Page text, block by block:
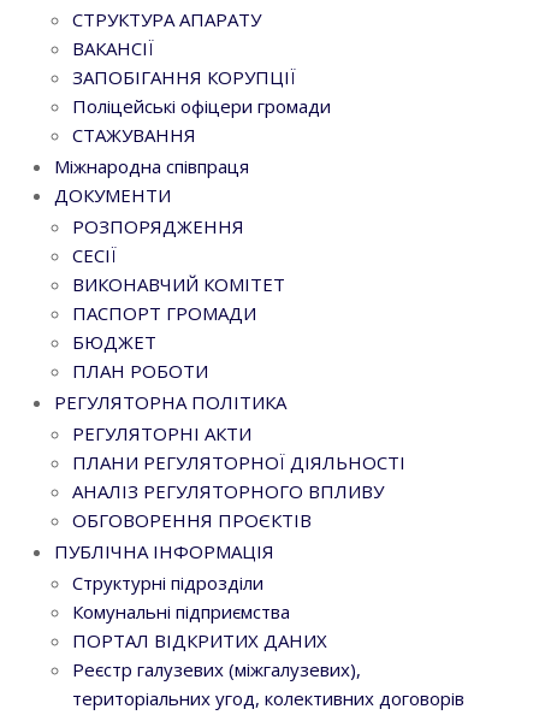
СТРУКТУРА АПАРАТУ
ВАКАНСІЇ
ЗАПОБІГАННЯ КОРУПЦІЇ
Поліцейські офіцери громади
СТАЖУВАННЯ
Міжнародна співпраця
ДОКУМЕНТИ
РОЗПОРЯДЖЕННЯ
СЕСІЇ
ВИКОНАВЧИЙ КОМІТЕТ
ПАСПОРТ ГРОМАДИ
БЮДЖЕТ
ПЛАН РОБОТИ
РЕГУЛЯТОРНА ПОЛІТИКА
РЕГУЛЯТОРНІ АКТИ
ПЛАНИ РЕГУЛЯТОРНОЇ ДІЯЛЬНОСТІ
АНАЛІЗ РЕГУЛЯТОРНОГО ВПЛИВУ
ОБГОВОРЕННЯ ПРОЄКТІВ
ПУБЛІЧНА ІНФОРМАЦІЯ
Структурні підрозділи
Комунальні підприємства
ПОРТАЛ ВІДКРИТИХ ДАНИХ
Реєстр галузевих (міжгалузевих),
територіальних угод, колективних договорів